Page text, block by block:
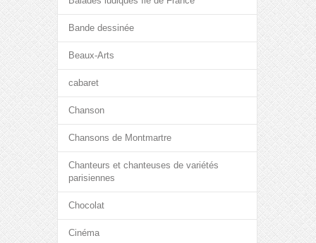
Bande dessinée
Beaux-Arts
cabaret
Chanson
Chansons de Montmartre
Chanteurs et chanteuses de variétés
parisiennes
Chocolat
Cinéma